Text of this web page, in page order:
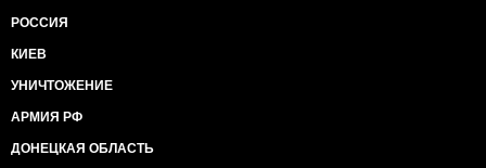
РОССИЯ
КИЕВ
УНИЧТОЖЕНИЕ
АРМИЯ РФ
ДОНЕЦКАЯ ОБЛАСТЬ